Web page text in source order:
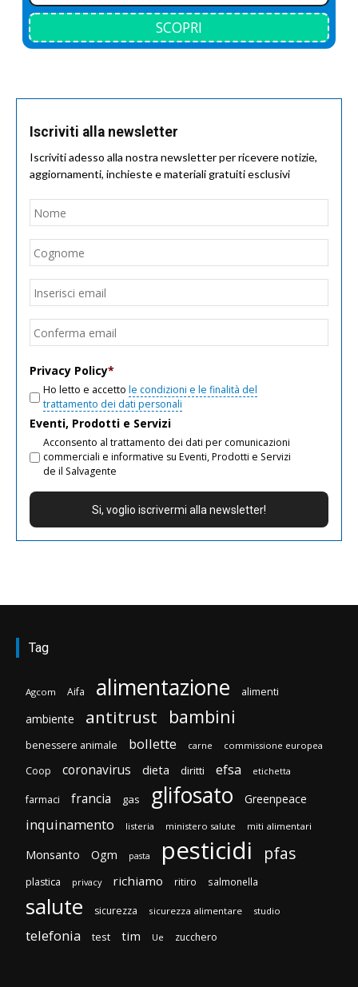
SCOPRI
Iscriviti alla newsletter
Iscriviti adesso alla nostra newsletter per ricevere notizie,
aggiornamenti, inchieste e materiali gratuiti esclusivi
Nome
Email
Privacy Policy*
Ho letto e accetto le condizioni e le finalità del
trattamento dei dati personali
Eventi, Prodotti e Servizi
Acconsento al trattamento dei dati per comunicazioni
commerciali e informative su Eventi, Prodotti e Servizi
de il Salvagente
Tag
Agcom Aifa alimentazione alimenti
ambiente antitrust bambini
benessere animale bollette carne commissione europea
Coop coronavirus dieta diritti efsa etichetta
farmaci francia gas glifosato Greenpeace
inquinamento listeria ministero salute miti alimentari
Monsanto Ogm pasta pesticidi pfas
plastica privacy richiamo ritiro salmonella
salute sicurezza sicurezza alimentare studio
telefonia test tim Ue zucchero